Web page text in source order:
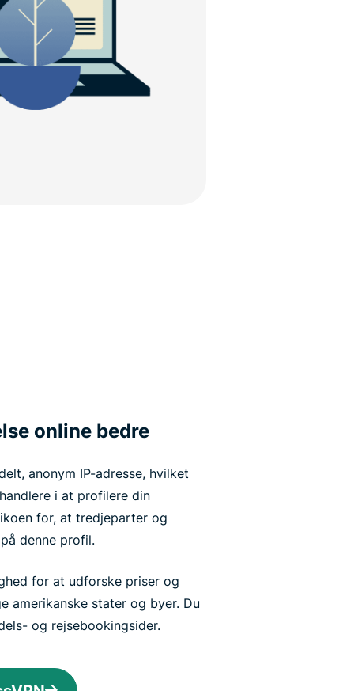
online bedre
anonym IP-adresse, hvilket
i at profilere din
for, at tredjeparter og
denne profil.
for at udforske priser og
amerikanske stater og byer. Du
og rejsebookingsider.